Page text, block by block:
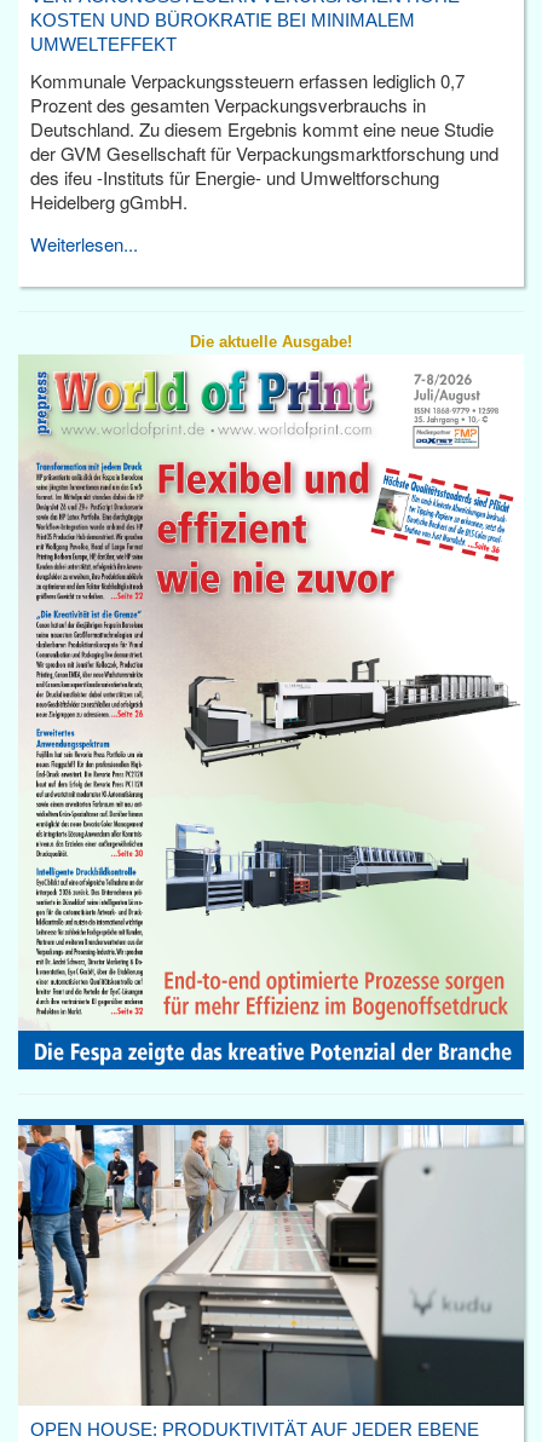
KOSTEN UND BÜROKRATIE BEI MINIMALEM
UMWELTEFFEKT
Kommunale Verpackungssteuern erfassen lediglich 0,7
Prozent des gesamten Verpackungsverbrauchs in
Deutschland. Zu diesem Ergebnis kommt eine neue Studie
der GVM Gesellschaft für Verpackungsmarktforschung und
des ifeu -Instituts für Energie- und Umweltforschung
Heidelberg gGmbH.
Weiterlesen...
Die aktuelle Ausgabe!
OPEN HOUSE: PRODUKTIVITÄT AUF JEDER EBENE